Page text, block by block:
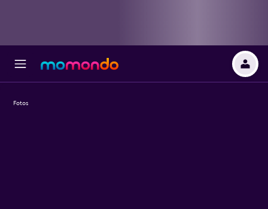
Fotos